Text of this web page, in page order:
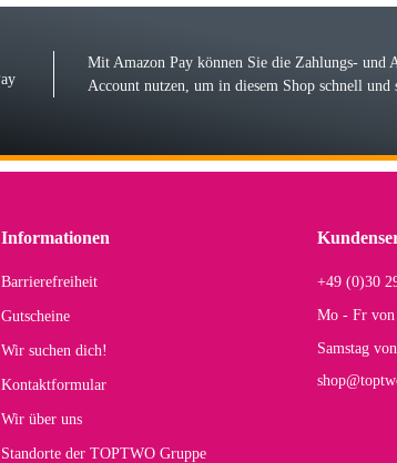
Der Koffer macht einen sehr soliden Eindruck. Die
Hans E
Mit Amazon Pay können Sie die Zahlungs- und
Account nutzen, um in diesem Shop schnell und
Informationen
Barrierefreiheit
Gutscheine
Wir suchen dich!
Kontaktformular
Wir über uns
Standorte der TOPTWO Gruppe
+49 (0)30
Mo - Fr
Samstag